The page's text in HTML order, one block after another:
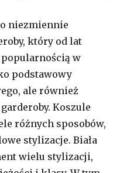
niezmiennie
który od lat
w
podstawowy
ale również
Koszule
różnych sposobów,
stylizacje. Biała
wielu stylizacji,